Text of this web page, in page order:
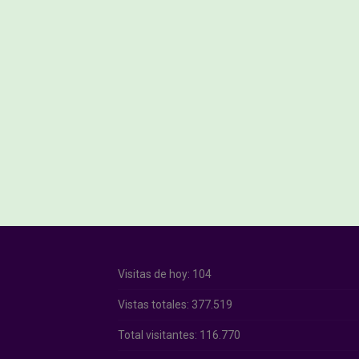
Visitas de hoy: 104
Vistas totales: 377.519
Total visitantes: 116.770